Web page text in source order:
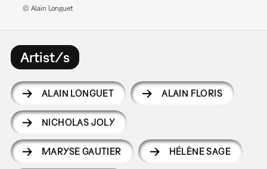
© Alain Longuet
Artist/s
ALAIN LONGUET ALAIN FLORIS
NICHOLAS JOLY
MARYSE GAUTIER HÉLÈNE SAGE